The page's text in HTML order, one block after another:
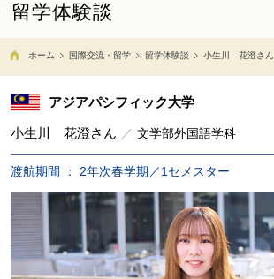
留学体験談
ホーム 国際交流・留学 留学体験談 小生川 花澄さん
アジアパシフィック大学
小生川 花澄さん ／文学部外国語学科
渡航期間 ： 2年次春学期／1セメスター